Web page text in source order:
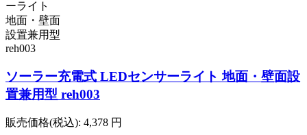
ソーラー充電式 LEDセンサーライト 地面・壁面設
置兼用型 reh003
販売価格(税込): 4,378 円